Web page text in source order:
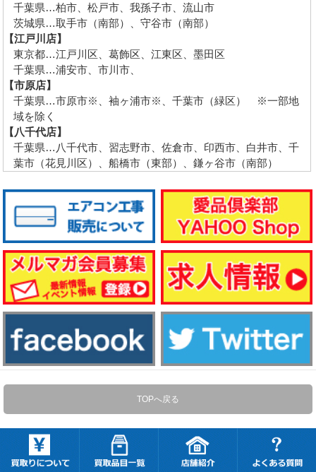
千葉県…柏市、松戸市、我孫子市、流山市
茨城県…取手市（南部）、守谷市（南部）
【江戸川店】
東京都…江戸川区、葛飾区、江東区、墨田区
千葉県…浦安市、市川市、
【市原店】
千葉県…市原市※、袖ヶ浦市※、千葉市（緑区） ※一部地
域を除く
【八千代店】
千葉県…八千代市、習志野市、佐倉市、印西市、白井市、千
葉市（花見川区）、船橋市（東部）、鎌ヶ谷市（南部）
TOPへ戻る